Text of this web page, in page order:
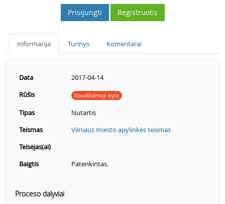
Prisijungti Registruotis
Informacija Turinys Komentarai
Data
2017-04-14
Rūšis
Baudžiamoji byla
Tipas
Nutartis
Teismas
Vilniaus miesto apylinkės teismas
Teisėjas(ai)
Baigtis
Patenkintas.
Proceso dalyviai